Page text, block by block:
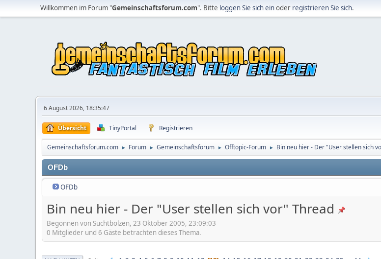
Willkommen im Forum "Gemeinschaftsforum.com". Bitte loggen Sie sich einoder registrieren Sie sich.
6 August 2026, 18:35:47
Übersicht TinyPortal Registrieren
Gemeinschaftsforum.com ► Forum ► Gemeinschaftsforum ► Offtopic-Forum ► Bin neu hier - Der "User stellen sich
OFDb
OFDb
Bin neu hier - Der "User stellen sich vor" Thread
Begonnen von Suchtbolzen, 23 Oktober 2005, 23:09:03
0 Mitglieder und 6 Gäste betrachten dieses Thema.